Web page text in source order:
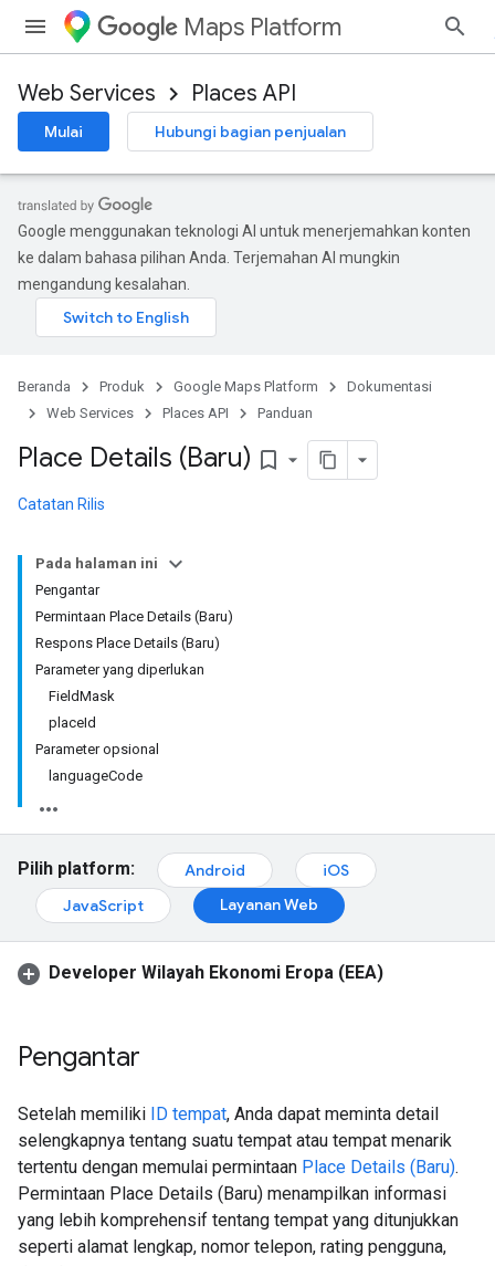
Maps Platform
Web Services Places API
Mulai Hubungi bagian penjualan
Google menggunakan teknologi AI untuk menerjemahkan konten
ke dalam bahasa pilihan Anda. Terjemahan AI mungkin
mengandung kesalahan.
Beranda Produk Google Maps Platform
Dokumentasi
Web Services
Places API Panduan
Place Details (Baru) bookmark_border
Catatan Rilis
Pada halaman ini
Pengantar
Permintaan Place Details (Baru)
Respons Place Details (Baru)
Parameter yang diperlukan
FieldMask
placeId
Parameter opsional
languageCode
Pilih platform: Android
iOS
JavaScript
Layanan Web
Developer Wilayah Ekonomi Eropa (EEA)
Pengantar
Setelah memiliki ID tempat, Anda dapat meminta detail
selengkapnya tentang suatu tempat atau tempat menarik
tertentu dengan memulai permintaan Place Details (Baru).
Permintaan Place Details (Baru) menampilkan informasi
yang lebih komprehensif tentang tempat yang ditunjukkan
seperti alamat lengkap, nomor telepon, rating pengguna,